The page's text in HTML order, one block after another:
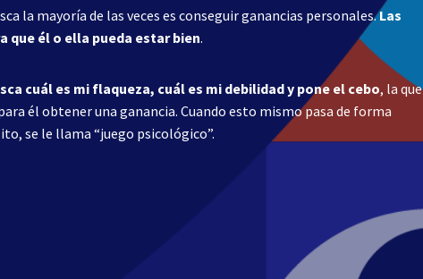
la mayoría de las veces es conseguir ganancias personales.Las
que él o ella pueda estar bien.
cuál es mi flaqueza, cuál es mi debilidad y pone el cebo, la que
él obtener una ganancia. Cuando esto mismo pasa de forma
se le llama “juego psicológico”.